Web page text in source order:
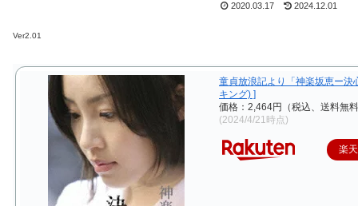
2020.03.17 2024.12.01
Ver2.01
童貞放浪記より「神楽坂恵ー決
キング) ]
価格：2,464円（税込、送料無
(2024/4/21時点)
楽